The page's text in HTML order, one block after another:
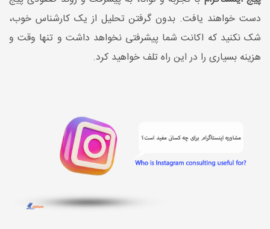
دست خواهند یافت. بدون گرفتن تحلیل از یک کارشناس خوب،
شک نکنید که اکانت شما پیشرفتی نخواهد داشت و تنها وقت و
هزینه بسیاری را در این راه تلف خواهید کرد.